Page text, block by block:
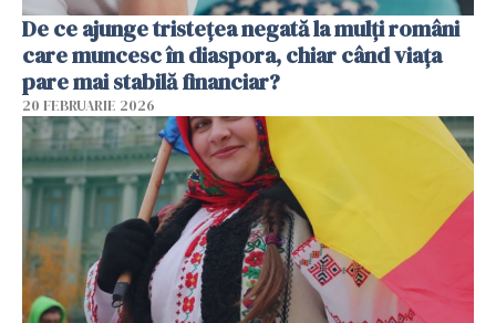
De ce ajunge tristețea negată la mulți români
care muncesc în diaspora, chiar când viața
pare mai stabilă financiar?
20 FEBRUARIE 2026